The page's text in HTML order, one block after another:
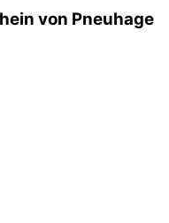
von Pneuhage